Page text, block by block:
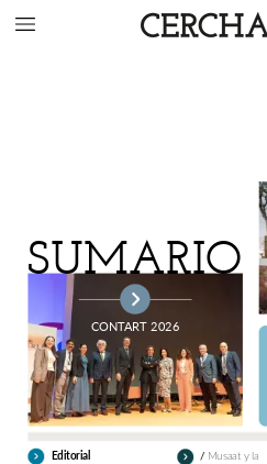
CONTART 2026
SUMARIO
Editorial
/ Musaat y la